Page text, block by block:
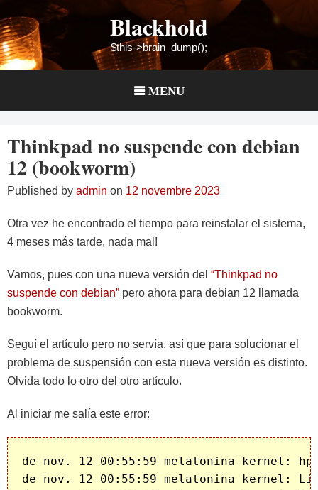
to
content
Blackhold
$this->brain_dump();
MENU
Thinkpad no suspende con debian
12 (bookworm)
Published by admin on 12 novembre 2023
Otra vez he encontrado el tiempo para reinstalar el sistema,
4 meses más tarde, nada mal!
Vamos, pues con una nueva versión del “Thinkpad no
suspende con debian” pero ahora para debian 12 llamada
bookworm.
Seguí el artículo pero no servía, así que para solucionar el
problema de suspensión con esta nueva versión es distinto.
Olvida todo lo otro del otro artículo.
Al iniciar me salía este error:
de nov. 12 00:55:59 melatonina kernel:
de nov. 12 00:55:59 melatonina kernel: